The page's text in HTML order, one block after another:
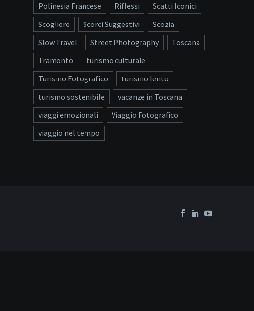
Polinesia Francese
Riflessi
Scatti Iconici
Scogliere
Scorci Suggestivi
Scozia
Slow Travel
Street Photography
Toscana
Tramonto
turismo culturale
Turismo Fotografico
turismo lento
turismo sostenibile
vacanze in Toscana
viaggi emozionali
Viaggio Fotografico
viaggio nel tempo